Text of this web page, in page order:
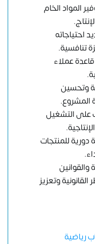
المواد الخام
احتياجاته
تنافسية.
عملاء
وتحسين
المشروع.
على التشغيل
دورية للمنتجات
والقوانين
وتعزيز
رياضية